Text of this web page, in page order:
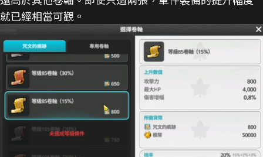
就已經相當可觀。